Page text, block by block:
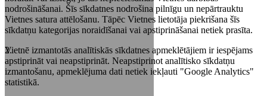
nodrošināšanai. Šīs sīkdatnes nodrošina pilnīgu un nepārtrauktu
Vietnes satura attēlošanu. Tāpēc Vietnes lietotāja piekrišana šīs
sīkdatņu kategorijas noraidīšanai vai apstiprināšanai netiek prasīta.
Vietnē izmantotās analītiskās sīkdatnes apmeklētājiem ir iespējams
apstiprināt vai neapstiprināt. Neapstiprinot analītisko sīkdatņu
izmantošanu, apmeklējuma dati netiek iekļauti "Google Analytics"
statistikā.